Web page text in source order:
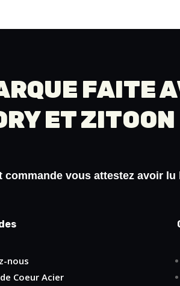
FAITE
ET
commande vous attestez avoir
nous
Coeur Acier